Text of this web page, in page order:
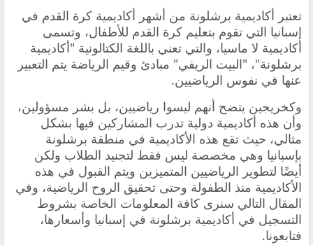
تعتبر أكاديمية برشلونة من أشهر أكاديمية كرة القدم في
إسبانيا التي تقوم بتعليم كرة القدم للأطفال، وتسمى
أكاديمية لا ماسيا، والتي تعني باللغة الكتالونية "أكاديمية
برشلونة"، "البيت الريفي" مبادئ وقيم الرياضة يتم التعبير
عنها في نفوس الرياضيين.
وكخريجين يتضح أنهم ليسوا رياضيين، بل بشر مسؤولين،
وأن هذه أكاديمية دولية تدرب المشاركين فيها بشكل
مثالي، حيث تقع هذه الأكاديمية في منطقة برشلونة
بإسبانيا وهي مخصصة ليس فقط لتجنيد الطلاب ولكن
أيضًا لتطوير الرياضيين المتميزين ويتم القبول في هذه
الأكاديمية منذ الطفولة وحتى تحقيق الروح الرياضية، وفي
المقال التالي سنرى كافة المعلومات الخاصة بشروط
التسجيل في أكاديمية برشلونة في إسبانيا وأسعارها،
فتابعونا.